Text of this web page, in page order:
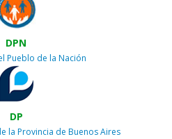
DPN
Pueblo de la Nación
DP
la Provincia de Buenos Aires